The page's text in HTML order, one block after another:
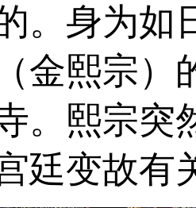
。身为如
金熙宗）
。熙宗突
廷变故有